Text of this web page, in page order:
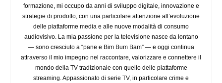
formazione, mi occupo da anni di sviluppo digitale, innovazione e
strategie di prodotto, con una particolare attenzione all’evoluzione
delle piattaforme media e alle nuove modalità di consumo
audiovisivo. La mia passione per la televisione nasce da lontano
— sono cresciuto a “pane e Bim Bum Bam” — e oggi continua
attraverso il mio impegno nel raccontare, valorizzare e connettere il
mondo della TV tradizionale con quello delle piattaforme
streaming. Appassionato di serie TV, in particolare crime e